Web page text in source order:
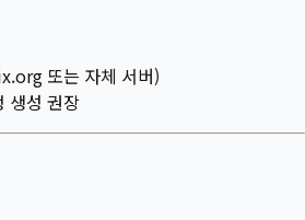
또는 자체 서버)
생성 권장